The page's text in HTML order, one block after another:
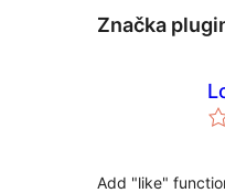
Značka
Add "like"